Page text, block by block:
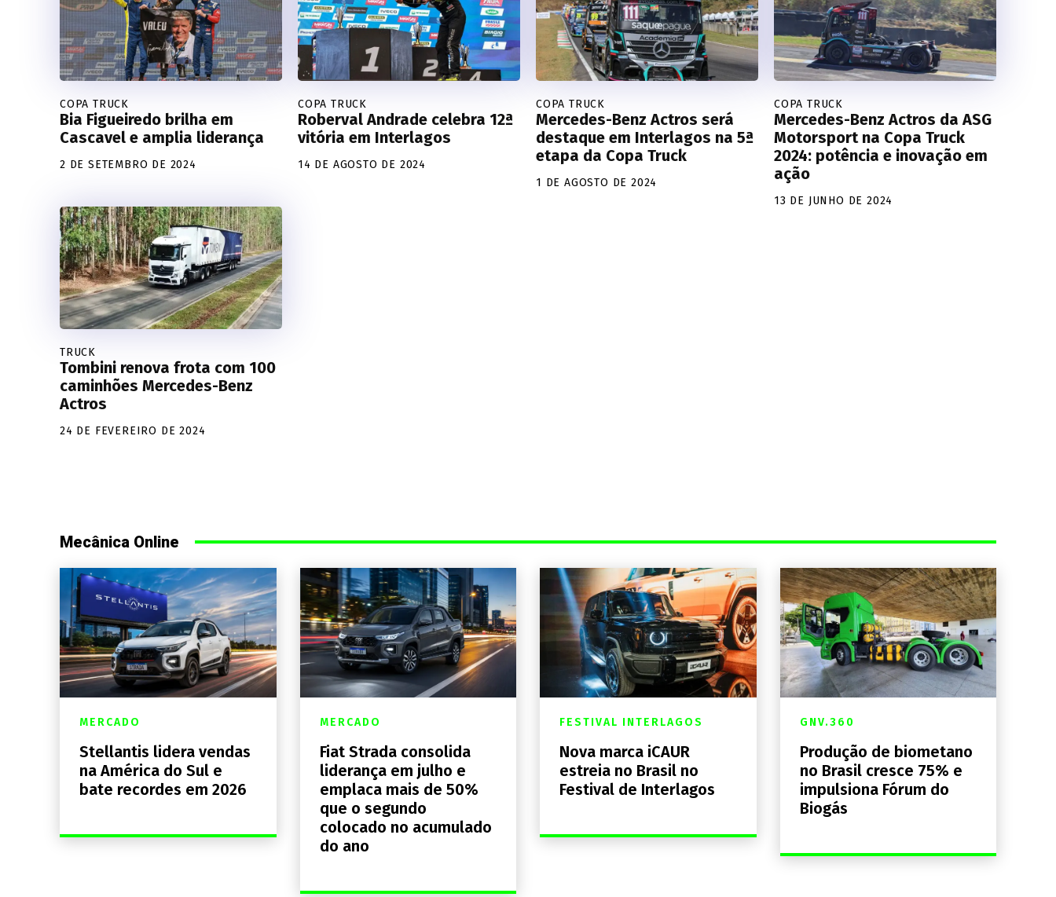
COPA TRUCK
Bia Figueiredo brilha em
Cascavel e amplia liderança
2 DE SETEMBRO DE 2024
COPA TRUCK
Roberval Andrade celebra 12ª
vitória em Interlagos
14 DE AGOSTO DE 2024
COPA TRUCK
Mercedes-Benz Actros será
destaque em Interlagos na 5ª
etapa da Copa Truck
1 DE AGOSTO DE 2024
COPA TRUCK
Mercedes-Benz Actros da ASG
Motorsport na Copa Truck
2024: potência e inovação em
ação
13 DE JUNHO DE 2024
TRUCK
Tombini renova frota com 100
caminhões Mercedes-Benz
Actros
24 DE FEVEREIRO DE 2024
Mecânica Online
MERCADO
Stellantis lidera vendas
na América do Sul e
bate recordes em 2026
MERCADO
Fiat Strada consolida
liderança em julho e
emplaca mais de 50%
que o segundo
colocado no acumulado
do ano
FESTIVAL INTERLAGOS
Nova marca iCAUR
estreia no Brasil no
Festival de Interlagos
GNV.360
Produção de biometano
no Brasil cresce 75% e
impulsiona Fórum do
Biogás